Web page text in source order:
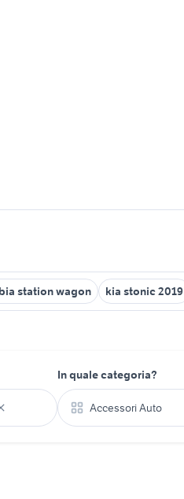
station wagon kia stonic 2019
In quale categoria?
Accessori Auto